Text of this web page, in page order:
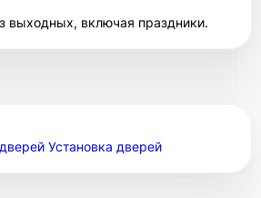
выходных, включая праздники.
Установка дверей